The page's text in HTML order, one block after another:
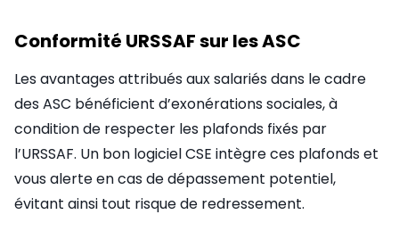
Conformité URSSAF sur les ASC
Les avantages attribués aux salariés dans le cadre
des ASC bénéficient d’exonérations sociales, à
condition de respecter les plafonds fixés par
l’URSSAF. Un bon logiciel CSE intègre ces plafonds et
vous alerte en cas de dépassement potentiel,
évitant ainsi tout risque de redressement.